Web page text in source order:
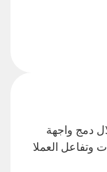
دمج واجهة
وتفاعل العملا